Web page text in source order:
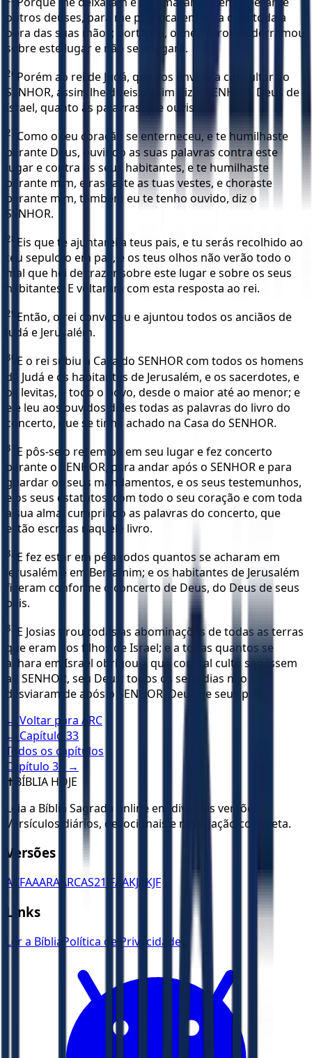
outros deuses, para me provocarem à ira com toda a
obra das suas mãos; portanto, o meu furor se derramou
sobre este lugar e não se apagará.
26 Porém ao rei de Judá, que vos enviou a consultar ao
SENHOR, assim lhe direis: Assim diz o SENHOR, Deus de
Israel, quanto às palavras que ouviste:
27 Como o teu coração se enterneceu, e te humilhaste
perante Deus, ouvindo as suas palavras contra este
lugar e contra os seus habitantes, e te humilhaste
perante mim, e rasgaste as tuas vestes, e choraste
perante mim, também eu te tenho ouvido, diz o
SENHOR.
28 Eis que te ajuntarei a teus pais, e tu serás recolhido ao
teu sepulcro em paz, e os teus olhos não verão todo o
mal que hei de trazer sobre este lugar e sobre os seus
habitantes. E voltaram com esta resposta ao rei.
29 Então, o rei convocou e ajuntou todos os anciãos de
Judá e Jerusalém.
30 E o rei subiu à Casa do SENHOR com todos os homens
de Judá e os habitantes de Jerusalém, e os sacerdotes, e
os levitas, e todo o povo, desde o maior até ao menor; e
ele leu aos ouvidos deles todas as palavras do livro do
concerto, que se tinha achado na Casa do SENHOR.
31
E pôs-se o rei em pé em seu lugar e fez concerto
perante o SENHOR, para andar após o SENHOR e para
guardar os seus mandamentos, e os seus testemunhos,
e os seus estatutos, com todo o seu coração e com toda
a sua alma, cumprindo as palavras do concerto, que
estão escritas naquele livro.
32 E fez estar em pé a todos quantos se acharam em
Jerusalém e em Benjamim; e os habitantes de Jerusalém
fizeram conforme o concerto de Deus, do Deus de seus
pais.
33 E Josias tirou todas as abominações de todas as terras
que eram dos filhos de Israel; e a todas quantos se
achara em Israel obrigou a que com tal culto servissem
ao SENHOR, seu Deus; todos os seus dias não se
desviaram de após o SENHOR, Deus de seus pais.
← Voltar para ARC
← Capítulo 33
Todos os capítulos
Capítulo 35
→
✝️ BÍBLIA HOJE
Leia a Bíblia Sagrada online em diversas versões.
Versículos diários, devocionais e navegação completa.
Versões
ACFAAARA ARCAS21 JFAAKJA KJF
Links
Ler a Bíblia Política de Privacidade